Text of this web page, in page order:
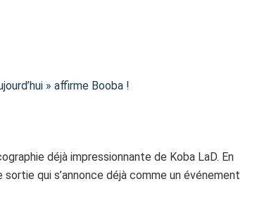
» affirme Booba !
déjà impressionnante de Koba LaD. En
qui s’annonce déjà comme un événement